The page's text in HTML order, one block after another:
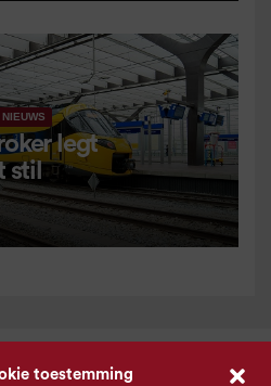
toestemming
NIEUWS
legt
stil